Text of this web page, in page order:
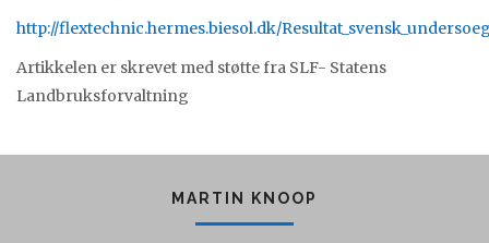
http://flextechnic.hermes.biesol.dk/
Artikkelen er skrevet med støtte fra SLF- Statens
Landbruksforvaltning
MARTIN KNOOP